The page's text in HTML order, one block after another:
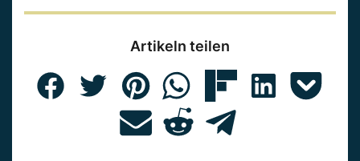
Artikeln teilen